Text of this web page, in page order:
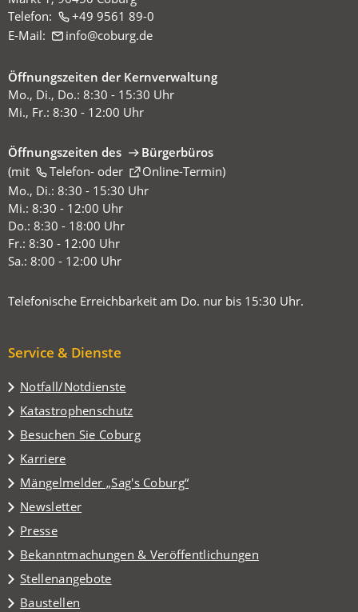
Telefon:
+49 9561 89-0
E-Mail:
info coburg de
Öffnungszeiten der Kernverwaltung
Mo., Di., Do.: 8:30 - 15:30 Uhr
Mi., Fr.: 8:30 - 12:00 Uhr
Öffnungszeiten des
Bürgerbüros
(mit
Telefon-oder Online-Termin
(Öffnet
in
einem
neuen
Tab)
)
Mo., Di.: 8:30 - 15:30 Uhr
Mi.: 8:30 - 12:00 Uhr
Do.: 8:30 - 18:00 Uhr
Fr.: 8:30 - 12:00 Uhr
Sa.: 8:00 - 12:00 Uhr
Telefonische Erreichbarkeit am Do. nur bis 15:30 Uhr.
Service & Dienste
Notfall/Notdienste
Katastrophenschutz
Besuchen Sie Coburg
(Öffnet
in
einem
neuen
Tab)
Karriere
Mängelmelder „Sag's Coburg“
(Öffnet
in
einem
neuen
Tab)
Newsletter
Presse
Bekanntmachungen & Veröffentlichungen
Stellenangebote
Baustellen